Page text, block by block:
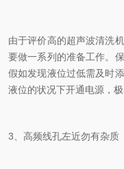
由于评价高的超声波清洗
要做一系列的准备工作。
假如发现液位过低需及时
液位的状况下开通电源，极
3、高频线孔左近勿有杂质